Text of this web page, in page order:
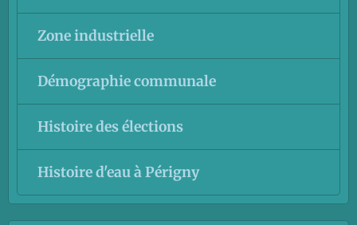
Zone industrielle
Démographie communale
Histoire des élections
Histoire d'eau à Périgny